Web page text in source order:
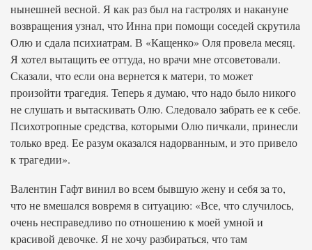
нынешней весной. Я как раз был на гастролях и накануне
возвращения узнал, что Инна при помощи соседей скрутила
Олю и сдала психиатрам. В «Кащенко» Оля провела месяц.
Я хотел вытащить ее оттуда, но врачи мне отсоветовали.
Сказали, что если она вернется к матери, то может
произойти трагедия. Теперь я думаю, что надо было никого
не слушать и вытаскивать Олю. Следовало забрать ее к себе.
Психотропные средства, которыми Олю пичкали, принесли
только вред. Ее разум оказался надорванным, и это привело
к трагедии».
Валентин Гафт винил во всем бывшую жену и себя за то,
что не вмешался вовремя в ситуацию: «Все, что случилось,
очень несправедливо по отношению к моей умной и
красивой девочке. Я не хочу разбираться, что там